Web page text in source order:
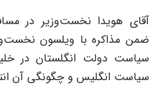
ضمن مذاکره با ویلسون
سیاست دولت انگلستان در
سیاست انگلیس و چگونگى آن